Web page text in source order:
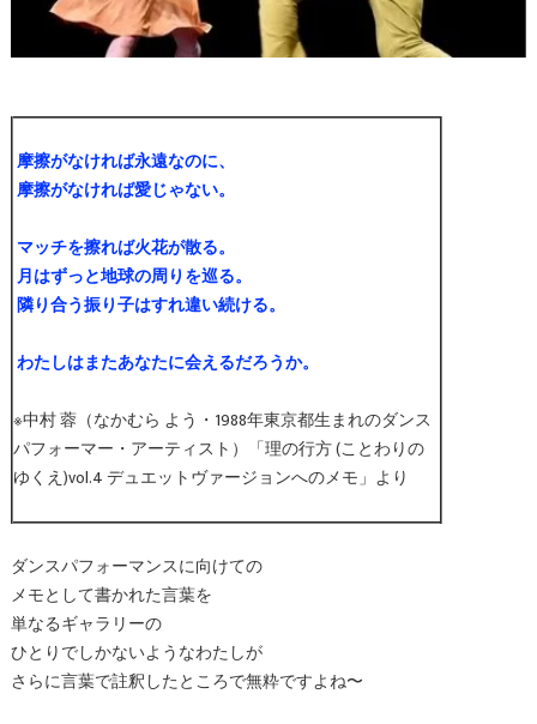
摩擦がなければ永遠なのに、
摩擦がなければ愛じゃない。
マッチを擦れば火花が散る。
月はずっと地球の周りを巡る。
隣り合う振り子はすれ違い続ける。
わたしはまたあなたに会えるだろうか。
※中村 蓉（なかむら よう・1988年東京都生まれのダンス
パフォーマー・アーティスト）「理の行方 (ことわりの
ゆくえ)vol.4 デュエットヴァージョンへのメモ」より
ダンスパフォーマンスに向けての
メモとして書かれた言葉を
単なるギャラリーの
ひとりでしかないようなわたしが
さらに言葉で註釈したところで無粋ですよね〜